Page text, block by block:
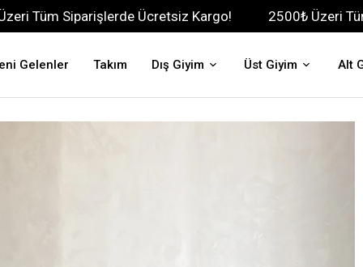
Ücretsiz Kargo! 2500₺ Üzeri Tüm
Gelenler Takım Dış Giyim Üst Giyim Alt